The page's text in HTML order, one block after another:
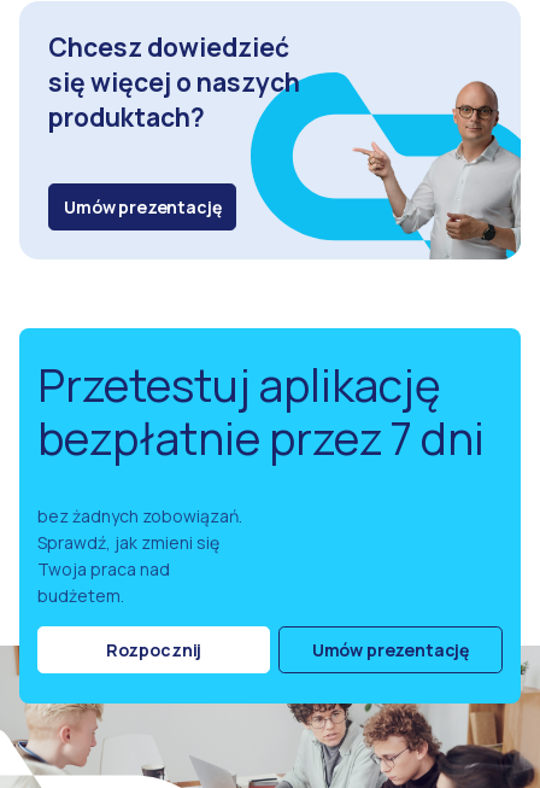
Chcesz dowiedzieć
się więcej o naszych
produktach?
Umów prezentację
Przetestuj aplikację
bezpłatnie przez 7 dni
bez żadnych zobowiązań.
Sprawdź, jak zmieni się
Twoja praca nad
budżetem.
Rozpocznij Umów prezentację